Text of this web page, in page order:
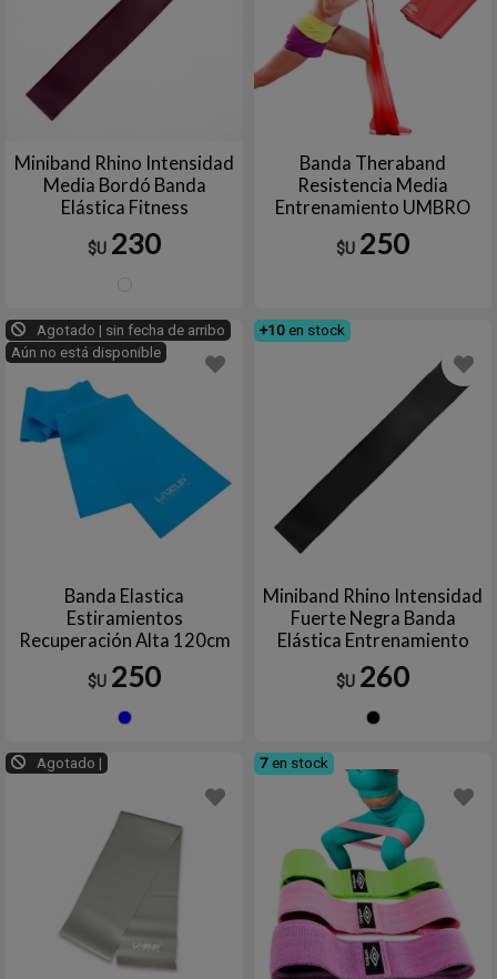
Miniband Rhino Intensidad
Media Bordó Banda
Elástica Fitness
Entrenamiento
$U 230
Banda Theraband
Resistencia Media
Entrenamiento UMBRO
$U 250
Agotado | sin fecha de arribo
Aún no está disponible
Banda Elastica
Estiramientos
Recuperación Alta 120cm
LIVEPRO
$U 250
+10 en stock
Miniband Rhino Intensidad
Fuerte Negra Banda
Elástica Entrenamiento
Fitness
$U 260
Agotado | 7 en stock